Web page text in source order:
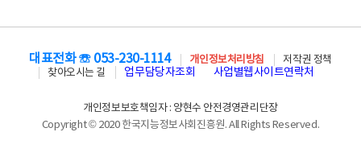
대표전화 ☏ 053-230-1114 개인정보처리방침
저작권 정책
찾아오시는 길
업무담당자조회 사업별웹사이트연락처
개인정보보호책임자 : 양현수 안전경영관리단장
Copyright © 2020 한국지능정보사회진흥원. All Rights Reserved.